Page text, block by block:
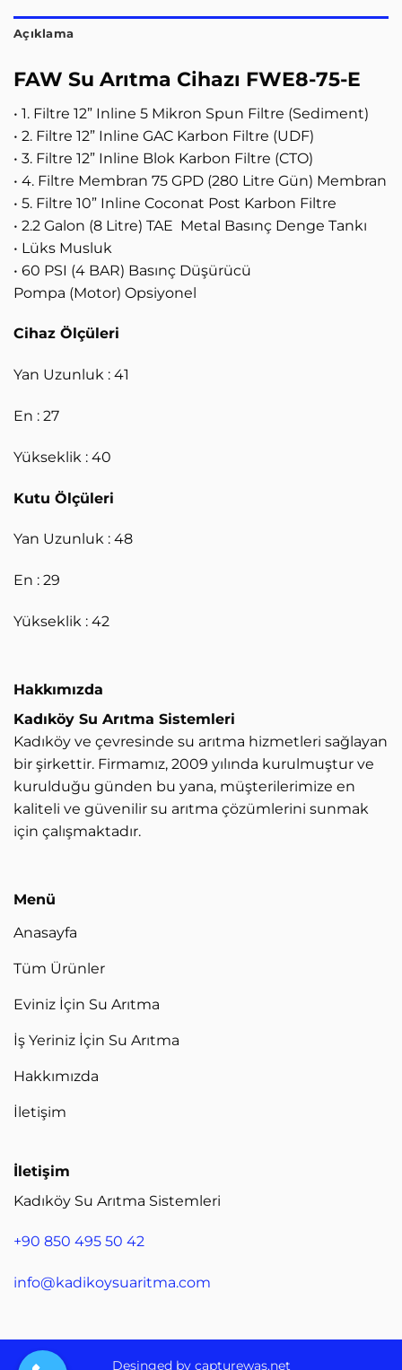
Açıklama
FAW Su Arıtma Cihazı FWE8-75-E
• 1. Filtre 12” Inline 5 Mikron Spun Filtre (Sediment)
• 2. Filtre 12” Inline GAC Karbon Filtre (UDF)
• 3. Filtre 12” Inline Blok Karbon Filtre (CTO)
• 4. Filtre Membran 75 GPD (280 Litre Gün) Membran
• 5. Filtre 10” Inline Coconat Post Karbon Filtre
• 2.2 Galon (8 Litre) TAE Metal Basınç Denge Tankı
• Lüks Musluk
• 60 PSI (4 BAR) Basınç Düşürücü
Pompa (Motor) Opsiyonel
Cihaz Ölçüleri
Yan Uzunluk : 41
En : 27
Yükseklik : 40
Kutu Ölçüleri
Yan Uzunluk : 48
En : 29
Yükseklik : 42
Hakkımızda
Kadıköy Su Arıtma Sistemleri
Kadıköy ve çevresinde su arıtma hizmetleri sağlayan
bir şirkettir. Firmamız, 2009 yılında kurulmuştur ve
kurulduğu günden bu yana, müşterilerimize en
kaliteli ve güvenilir su arıtma çözümlerini sunmak
için çalışmaktadır.
Menü
Anasayfa
Tüm Ürünler
Eviniz İçin Su Arıtma
İş Yeriniz İçin Su Arıtma
Hakkımızda
İletişim
İletişim
Kadıköy Su Arıtma Sistemleri
+90 850 495 50 42
info@kadikoysuaritma.com
Desinged by capturewas.net